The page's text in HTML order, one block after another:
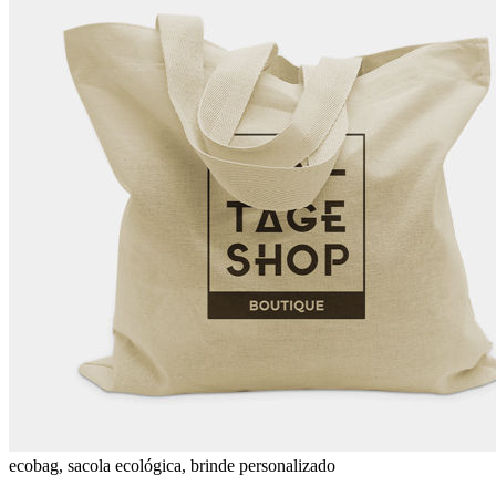
ecobag, sacola ecológica, brinde personalizado